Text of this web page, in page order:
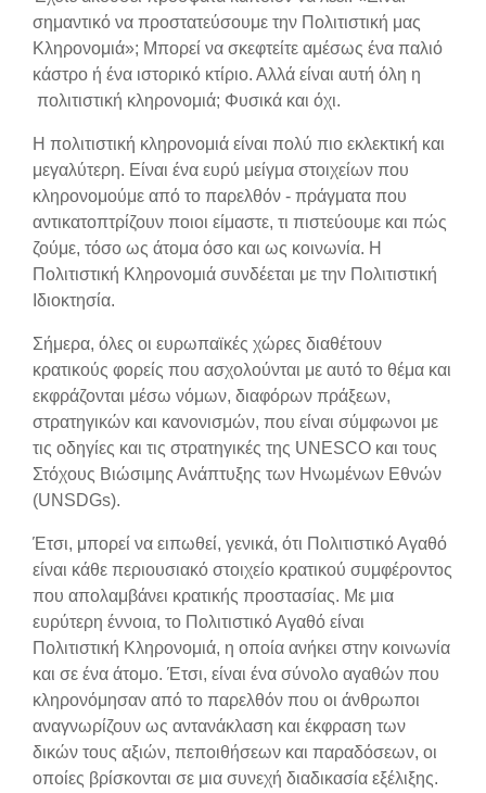
σημαντικό να προστατεύσουμε την Πολιτιστική μας
Κληρονομιά»; Μπορεί να σκεφτείτε αμέσως ένα παλιό
κάστρο ή ένα ιστορικό κτίριο. Αλλά είναι αυτή όλη η
πολιτιστική κληρονομιά; Φυσικά και όχι.
Η πολιτιστική κληρονομιά είναι πολύ πιο εκλεκτική και
μεγαλύτερη. Είναι ένα ευρύ μείγμα στοιχείων που
κληρονομούμε από το παρελθόν - πράγματα που
αντικατοπτρίζουν ποιοι είμαστε, τι πιστεύουμε και πώς
ζούμε, τόσο ως άτομα όσο και ως κοινωνία. Η
Πολιτιστική Κληρονομιά συνδέεται με την Πολιτιστική
Ιδιοκτησία.
Σήμερα, όλες οι ευρωπαϊκές χώρες διαθέτουν
κρατικούς φορείς που ασχολούνται με αυτό το θέμα και
εκφράζονται μέσω νόμων, διαφόρων πράξεων,
στρατηγικών και κανονισμών, που είναι σύμφωνοι με
τις οδηγίες και τις στρατηγικές της UNESCO και τους
Στόχους Βιώσιμης Ανάπτυξης των Ηνωμένων Εθνών
(UNSDGs).
Έτσι, μπορεί να ειπωθεί, γενικά, ότι Πολιτιστικό Αγαθό
είναι κάθε περιουσιακό στοιχείο κρατικού συμφέροντος
που απολαμβάνει κρατικής προστασίας. Με μια
ευρύτερη έννοια, το Πολιτιστικό Αγαθό είναι
Πολιτιστική Κληρονομιά, η οποία ανήκει στην κοινωνία
και σε ένα άτομο. Έτσι, είναι ένα σύνολο αγαθών που
κληρονόμησαν από το παρελθόν που οι άνθρωποι
αναγνωρίζουν ως αντανάκλαση και έκφραση των
δικών τους αξιών, πεποιθήσεων και παραδόσεων, οι
οποίες βρίσκονται σε μια συνεχή διαδικασία εξέλιξης.